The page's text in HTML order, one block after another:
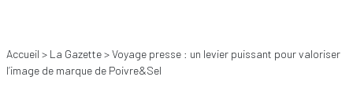
Accueil > La Gazette>Voyage presse : un levier puissant pour valoriser
l’image de marque de Poivre&Sel